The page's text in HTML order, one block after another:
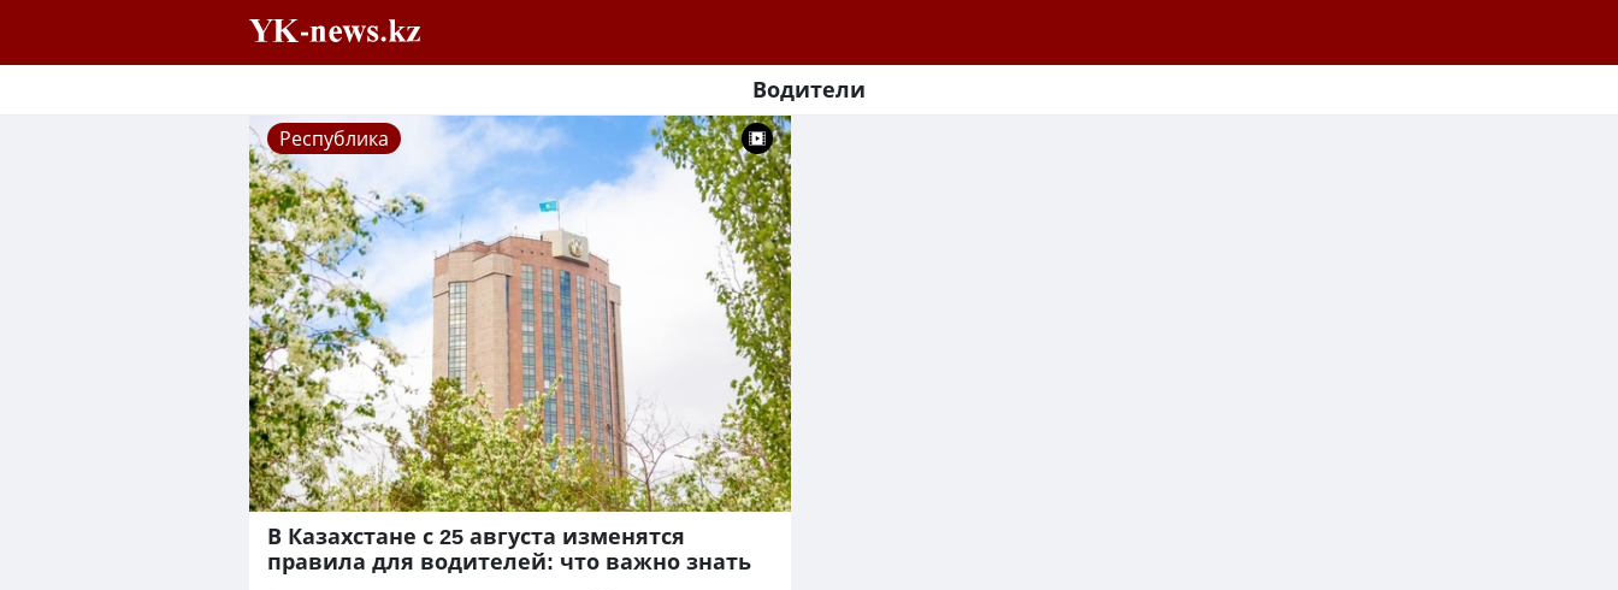
Водители
Республика
В Казахстане с 25 августа изменятся
правила для водителей: что важно знать